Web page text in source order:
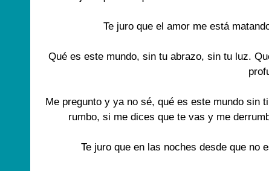
Te juro que el amor me está
Qué es este mundo, sin tu abrazo, sin tu luz.
Me pregunto y ya no sé, qué es este mundo sin
rumbo, si me dices que te vas y me
Te juro que en las noches desde que no